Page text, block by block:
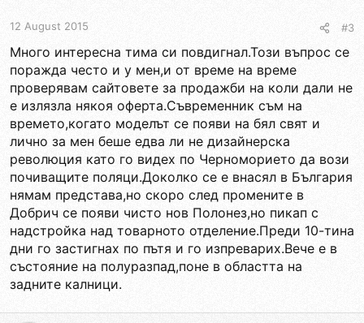
12 August 2015 #3
Много интересна тима си повдигнал.Този въпрос се
поражда често и у мен,и от време на време
проверявам сайтовете за продажби на коли дали не
е излязла някоя оферта.Съвременник съм на
времето,когато моделът се появи на бял свят и
лично за мен беше едва ли не дизайнерска
революция като го видех по Черноморието да вози
почиващите поляци.Доколко се е внасял в България
нямам представа,но скоро след промените в
Добрич се появи чисто нов Полонез,но пикап с
надстройка над товарното отделение.Преди 10-тина
дни го застигнах по пътя и го изпреварих.Вече е в
състояние на полуразпад,поне в областта на
задните калници.